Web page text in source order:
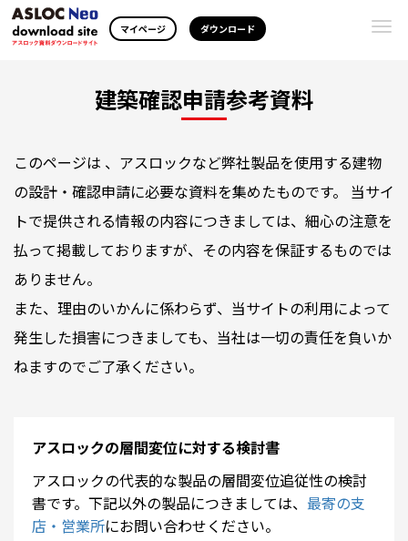
マイページ ダウンロード
建築確認申請参考資料
このページは 、アスロックなど弊社製品を使用する建物
の設計・確認申請に必要な資料を集めたものです。 当サイ
トで提供される情報の内容につきましては、細心の注意を
払って掲載しておりますが、その内容を保証するものでは
ありません。
また、理由のいかんに係わらず、当サイトの利用によって
発生した損害につきましても、当社は一切の責任を負いか
ねますのでご了承ください。
アスロックの層間変位に対する検討書
アスロックの代表的な製品の層間変位追従性の検討
書です。下記以外の製品につきましては、 最寄の支
店・営業所にお問い合わせください。